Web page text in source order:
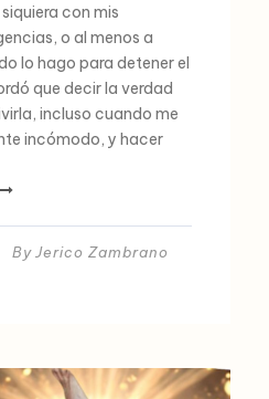
con mis
o al menos a
lo hago para detener el
que decir la verdad
incluso cuando me
incómodo, y hacer
By Jerico Zambrano